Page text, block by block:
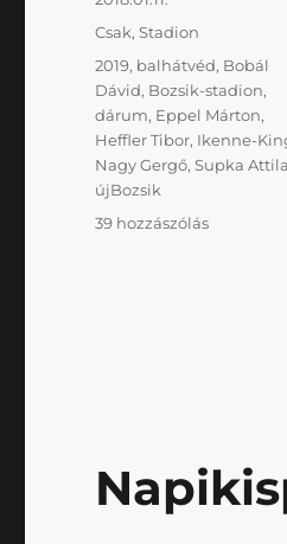
Kategória
Csak,Stadion
Címke
2019, balhátvéd, Bobál
Dávid, Bozsik-stadion,
dárum, Eppel Márton,
Heffler Tibor, Ikenne-
Nagy Gergő,Supka Attila
újBozsik
39 hozzászólásÚjabb